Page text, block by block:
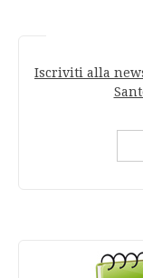
Iscriviti alla